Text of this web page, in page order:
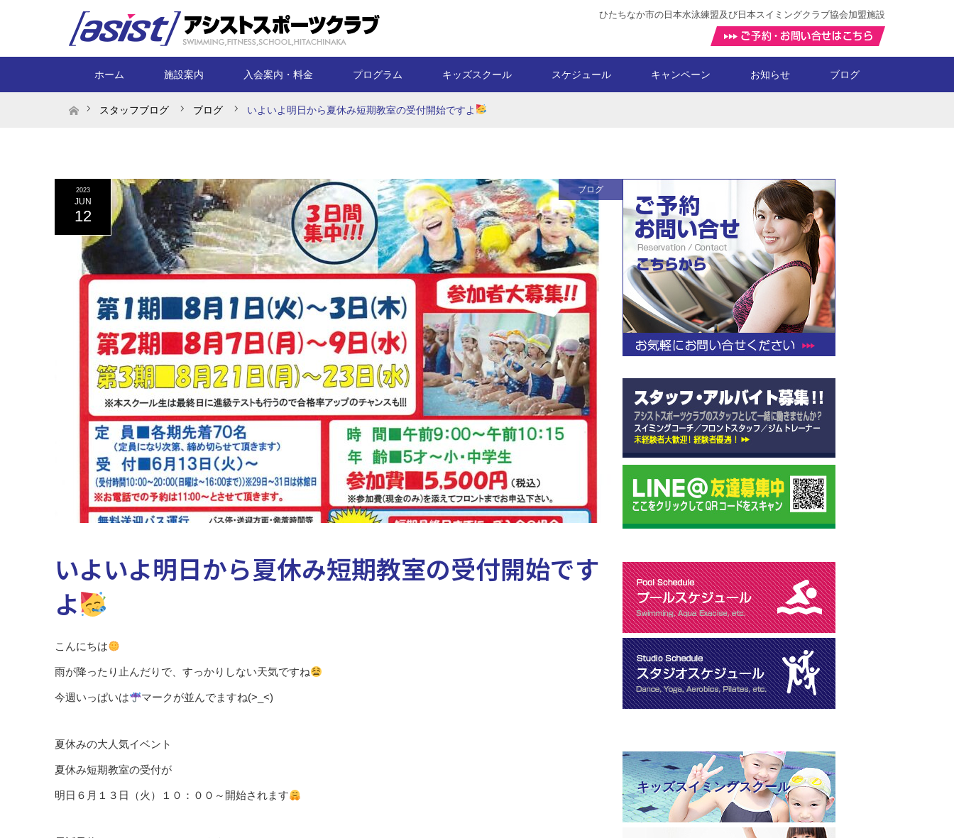
ひたちなか市の日本水泳練盟及び日本スイミングクラブ協会加盟施設
ホーム 施設案内 入会案内・料金 プログラム キッズスクール スケジュール キャンペーン お知らせ ブログ
ホームスタッフブログ ブログ いよいよ明日から夏休み短期教室の受付開始ですよ
2023
JUN
12
ブログ
いよいよ明日から夏休み短期教室の受付開始です
よ
こんにちは
雨が降ったり止んだりで、すっかりしない天気ですね
今週いっぱいは マークが並んでますね(>_<)
夏休みの大人気イベント
夏休み短期教室の受付が
明日６月１３日（火）１０：００～開始されます
キッズスイミングスクール